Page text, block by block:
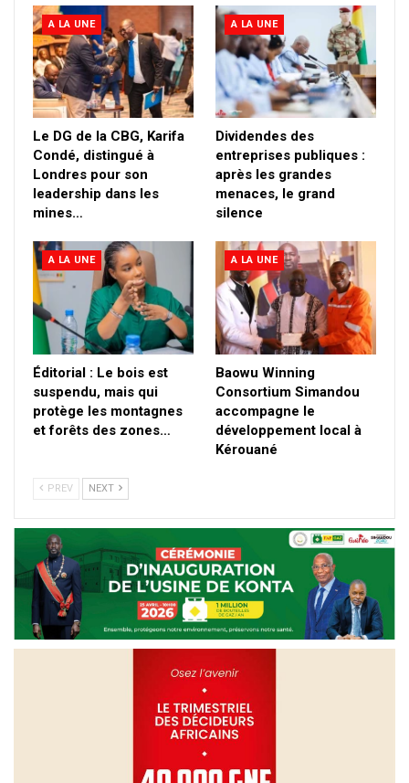
A LA UNE
Le DG de la CBG, Karifa
Condé, distingué à
Londres pour son
leadership dans les
mines…
A LA UNE
Dividendes des
entreprises publiques :
après les grandes
menaces, le grand
silence
A LA UNE
Éditorial : Le bois est
suspendu, mais qui
protège les montagnes
et forêts des zones…
A LA UNE
Baowu Winning
Consortium Simandou
accompagne le
développement local à
Kérouané
PREV NEXT